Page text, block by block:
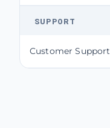
SUPPORT
Customer Support